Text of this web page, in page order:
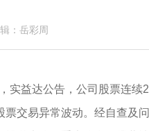
：岳彩周
实益达公告，公司股票连
票交易异常波动。经自查及